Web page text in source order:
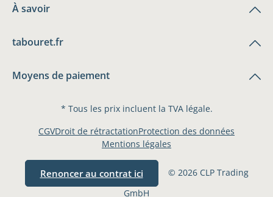
À savoir
tabouret.fr
Moyens de paiement
* Tous les prix incluent la TVA légale.
Renoncer au contrat ici
© 2026 CLP Trading
GmbH
CGVDroit de rétractationProtection des données
Mentions légales